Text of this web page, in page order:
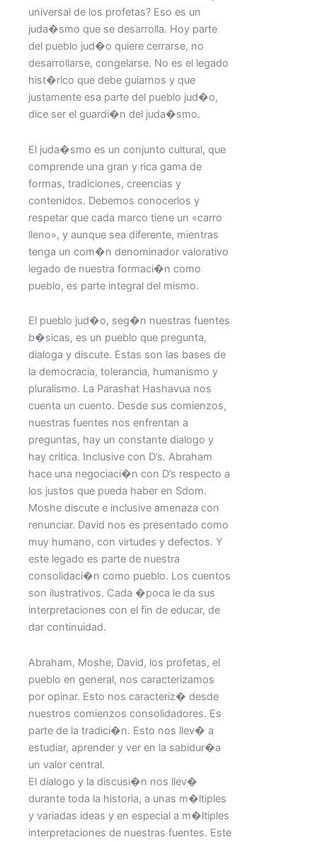
universal de los profetas? Eso es un
juda�smo que se desarrolla. Hoy parte
del pueblo jud�o quiere cerrarse, no
desarrollarse, congelarse. No es el legado
hist�rico que debe guiarnos y que
justamente esa parte del pueblo jud�o,
dice ser el guardi�n del juda�smo.
El juda�smo es un conjunto cultural, que
comprende una gran y rica gama de
formas, tradiciones, creencias y
contenidos. Debemos conocerlos y
respetar que cada marco tiene un «carro
lleno», y aunque sea diferente, mientras
tenga un com�n denominador valorativo
legado de nuestra formaci�n como
pueblo, es parte integral del mismo.
El pueblo jud�o, seg�n nuestras fuentes
b�sicas, es un pueblo que pregunta,
dialoga y discute. Estas son las bases de
la democracia, tolerancia, humanismo y
pluralismo. La Parashat Hashavua nos
cuenta un cuento. Desde sus comienzos,
nuestras fuentes nos enfrentan a
preguntas, hay un constante dialogo y
hay critica. Inclusive con D’s. Abraham
hace una negociaci�n con D’s respecto a
los justos que pueda haber en Sdom.
Moshe discute e inclusive amenaza con
renunciar. David nos es presentado como
muy humano, con virtudes y defectos. Y
este legado es parte de nuestra
consolidaci�n como pueblo. Los cuentos
son ilustrativos. Cada �poca le da sus
interpretaciones con el fin de educar, de
dar continuidad.
Abraham, Moshe, David, los profetas, el
pueblo en general, nos caracterizamos
por opinar. Esto nos caracteriz� desde
nuestros comienzos consolidadores. Es
parte de la tradici�n. Esto nos llev� a
estudiar, aprender y ver en la sabidur�a
un valor central.
El dialogo y la discusi�n nos llev�
durante toda la historia, a unas m�ltiples
y variadas ideas y en especial a m�ltiples
interpretaciones de nuestras fuentes. Este